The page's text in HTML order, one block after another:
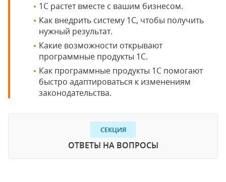
1С растет вместе с вашим бизнесом.
Как внедрить систему 1С, чтобы получить
нужный результат.
Какие возможности открывают
программные продукты 1С.
Как программные продукты 1С помогают
быстро адаптироваться к изменениям
законодательства.
СЕКЦИЯ
ОТВЕТЫ НА ВОПРОСЫ